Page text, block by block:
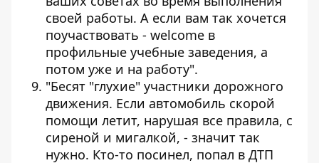
своей работы. А если вам так хочется
поучаствовать - welcome в
профильные учебные заведения, а
потом уже и на работу".
"Бесят "глухие" участники дорожного
движения. Если автомобиль скорой
помощи летит, нарушая все правила, с
сиреной и мигалкой, - значит так
нужно. Кто-то посинел, попал в ДТП